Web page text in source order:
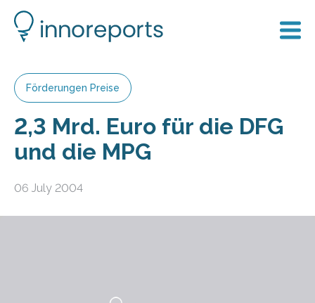
Förderungen Preise
2,3 Mrd. Euro für die DFG
und die MPG
06 July 2004